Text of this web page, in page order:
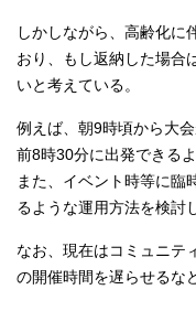
しかしながら、高齢化に
おり、もし返納した場合
いと考えている。
例えば、朝9時頃から大
前8時30分に出発できる
また、イベント時等に臨
るような運用方法を検討
なお、現在はコミュニテ
の開催時間を遅らせるな